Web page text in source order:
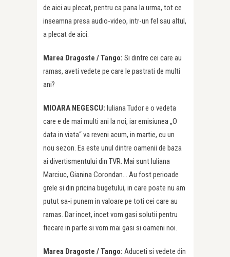
de aici au plecat, pentru ca pana la urma, tot ce
inseamna presa audio-video, intr-un fel sau altul,
a plecat de aici.
Marea Dragoste /Tango: Si dintre cei care au
ramas, aveti vedete pe care le pastrati de multi
ani?
MIOARA NEGESCU: Iuliana Tudor e o vedeta
care e de mai multi ani la noi, iar emisiunea „O
data in viata“ va reveni acum, in martie, cu un
nou sezon. Ea este unul dintre oamenii de baza
ai divertismentului din TVR. Mai sunt Iuliana
Marciuc, Gianina Corondan… Au fost perioade
grele si din pricina bugetului, in care poate nu am
putut sa-i punem in valoare pe toti cei care au
ramas. Dar incet, incet vom gasi solutii pentru
fiecare in parte si vom mai gasi si oameni noi.
Marea Dragoste /Tango: Aduceti si vedete din